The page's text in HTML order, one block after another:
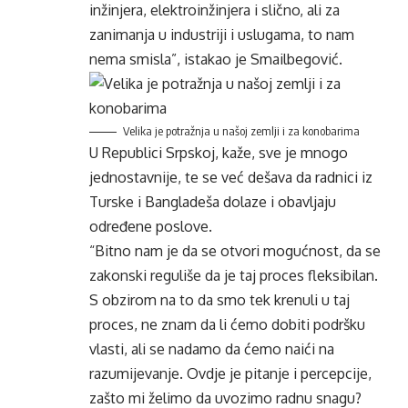
inžinjera, elektroinžinjera i slično, ali za
zanimanja u industriji i uslugama, to nam
nema smisla”, istakao je Smailbegović.
Velika je potražnja u našoj zemlji i za konobarima
U Republici Srpskoj, kaže, sve je mnogo
jednostavnije, te se već dešava da radnici iz
Turske i Bangladeša dolaze i obavljaju
određene poslove.
“Bitno nam je da se otvori mogućnost, da se
zakonski reguliše da je taj proces fleksibilan.
S obzirom na to da smo tek krenuli u taj
proces, ne znam da li ćemo dobiti podršku
vlasti, ali se nadamo da ćemo naići na
razumijevanje. Ovdje je pitanje i percepcije,
zašto mi želimo da uvozimo radnu snagu?